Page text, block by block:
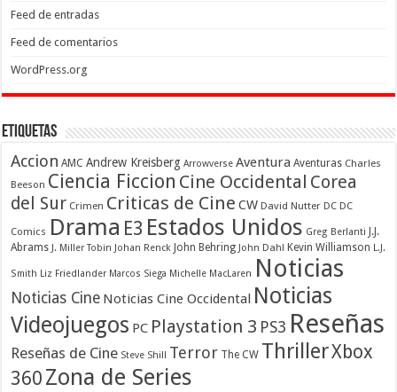
Feed de entradas
Feed de comentarios
WordPress.org
Etiquetas
Accion AMC Andrew Kreisberg Arrowverse Aventura Aventuras Charles
Beeson Ciencia Ficcion Cine Occidental Corea
del Sur Crimen Criticas de Cine CW David Nutter DC DC
Comics Drama E3 Estados Unidos Greg Berlanti
J.J.
Abrams J. Miller Tobin Johan Renck John Behring John Dahl Kevin Williamson L.J.
Smith Liz Friedlander Marcos Siega Michelle MacLaren Noticias
Noticias Cine Noticias Cine Occidental Noticias
Videojuegos PC Playstation 3 PS3 Reseñas
Reseñas de Cine Steve Shill Terror The CW ThrillerXbox
360 Zona de Series